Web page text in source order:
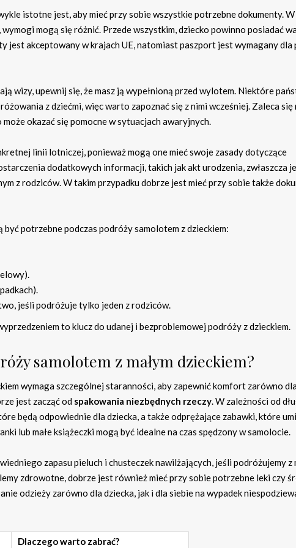
istotne jest, aby mieć przy sobie wszystkie potrzebne dokumenty. W
mogą się różnić. Przede wszystkim, dziecko powinno posiadać
jest akceptowany w krajach UE, natomiast paszport jest wymagany dla
wizy, upewnij się, że masz ją wypełnioną przed wylotem. Niektóre
z dziećmi, więc warto zapoznać się z nimi wcześniej. Zaleca
okazać się pomocne w sytuacjach awaryjnych.
linii lotniczej, ponieważ mogą one mieć swoje zasady dotyczące
dodatkowych informacji, takich jak akt urodzenia, zwłaszcza
z rodziców. W takim przypadku dobrze jest mieć przy sobie także
potrzebne podczas podróży samolotem z dzieckiem:
jeśli podróżuje tylko jeden z rodziców.
to klucz do udanej i bezproblemowej podróży z dzieckiem.
samolotem z małym dzieckiem?
wymaga szczególnej staranności, aby zapewnić komfort zarówno
jest zacząć od spakowania niezbędnych rzeczy. W zależności od
będą odpowiednie dla dziecka, a także odprężające zabawki, które
lub małe książeczki mogą być idealne na czas spędzony w samolocie.
zapasu pieluch i chusteczek nawilżających, jeśli podróżujemy z
zdrowotne, dobrze jest również mieć przy sobie potrzebne leki czy
odzieży zarówno dla dziecka, jak i dla siebie na wypadek
Dlaczego warto zabrać?